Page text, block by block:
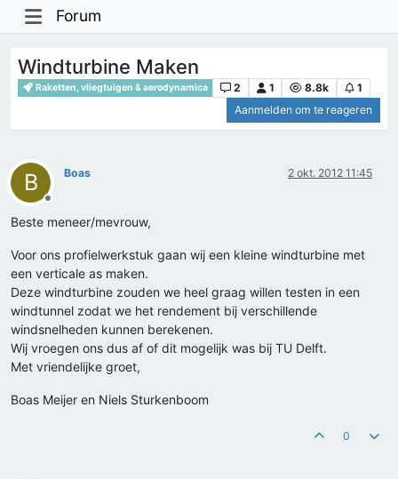
Forum
Windturbine Maken
Raketten, vliegtuigen & aerodynamica 2 1 8.8k
1
Aanmelden om te reageren
B
Offline
Boas 2 okt. 2012 11:45
Beste meneer/mevrouw,
Voor ons profielwerkstuk gaan wij een kleine windturbine met
een verticale as maken.
Deze windturbine zouden we heel graag willen testen in een
windtunnel zodat we het rendement bij verschillende
windsnelheden kunnen berekenen.
Wij vroegen ons dus af of dit mogelijk was bij TU Delft.
Met vriendelijke groet,
Boas Meijer en Niels Sturkenboom
0